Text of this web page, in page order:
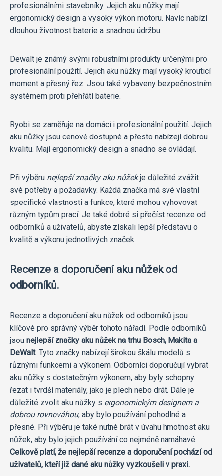
profesionálními stavebníky. Jejich aku nůžky mají
ergonomický design a vysoký výkon motoru. Navíc nabízí
dlouhou životnost baterie a snadnou údržbu.
Dewalt je známý svými robustními produkty určenými pro
profesionální použití. Jejich aku nůžky mají vysoký krouticí
moment a přesný řez. Jsou také vybaveny bezpečnostním
systémem proti přehřátí baterie.
Ryobi se zaměřuje na domácí i profesionální použití. Jejich
aku nůžky jsou cenově dostupné a přesto nabízejí dobrou
kvalitu. Mají ergonomický design a snadno se ovládají.
Při výběru nejlepší značky aku nůžekje důležité zvážit
své potřeby a požadavky. Každá značka má své vlastní
specifické vlastnosti a funkce, které mohou vyhovovat
různým typům prací. Je také dobré si přečíst recenze od
odborníků a uživatelů, abyste získali lepší představu o
kvalitě a výkonu jednotlivých značek.
Recenze a doporučení aku nůžek od
odborníků.
Recenze a doporučení aku nůžek od odborníků jsou
klíčové pro správný výběr tohoto nářadí. Podle odborníků
jsou nejlepší značky aku nůžek na trhu Bosch, Makita a
DeWalt. Tyto značky nabízejí širokou škálu modelů s
různými funkcemi a výkonem. Odborníci doporučují vybrat
aku nůžky s dostatečným výkonem, aby byly schopny
řezat i tvrdší materiály, jako je plech nebo drát. Dále je
důležité zvolit aku nůžky s ergonomickým designem a
dobrou rovnováhou, aby bylo používání pohodlné a
přesné. Při výběru je také nutné brát v úvahu hmotnost aku
nůžek, aby bylo jejich používání co nejméně namáhavé.
Celkově platí, že nejlepší recenze a doporučení pochází od
uživatelů, kteří již dané aku nůžky vyzkoušeli v praxi.